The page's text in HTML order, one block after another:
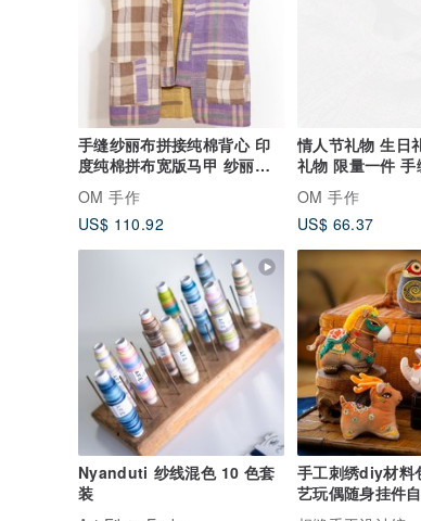
手缝纱丽布拼接纯棉背心 印
度纯棉拼布宽版马甲 纱丽线
刺绣棉上衣
OM 手作
US$ 110.92
情人节礼物 生日
礼物 限量一件 手
巾 / 刺绣丝巾 /
/ 手缝纱丽线丝巾
刺绣围巾 - 绿色田
系图腾
OM 手作
US$ 66.37
Nyanduti 纱线混色 10 色套
装
手工刺绣diy材料
艺玩偶随身挂件
件